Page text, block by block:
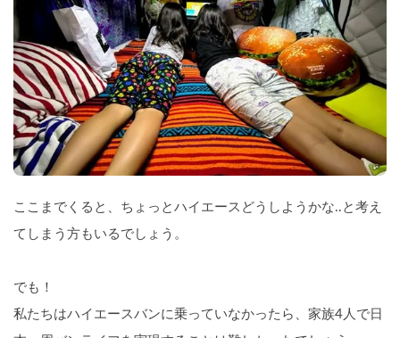
ここまでくると、ちょっとハイエースどうしようかな..と考え
てしまう方もいるでしょう。
でも！
私たちはハイエースバンに乗っていなかったら、家族4人で日